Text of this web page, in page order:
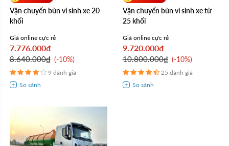
Vận chuyển bùn vi sinh xe 20
khối
Giá online cực rẻ
7.776.000₫
8.640.000₫ -10%
9 đánh giá
Vận chuyển bùn vi sinh xe từ
25 khối
Giá online cực rẻ
9.720.000₫
10.800.000₫ -10%
25 đánh giá